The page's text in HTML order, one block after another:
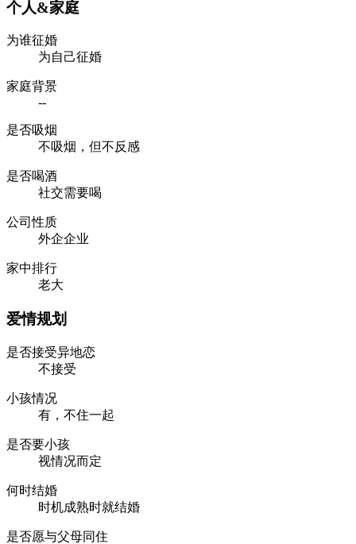
个人&家庭
为谁征婚
为自己征婚
家庭背景
--
是否吸烟
不吸烟，但不反感
是否喝酒
社交需要喝
公司性质
外企企业
家中排行
老大
爱情规划
是否接受异地恋
不接受
小孩情况
有，不住一起
是否要小孩
视情况而定
何时结婚
时机成熟时就结婚
是否愿与父母同住